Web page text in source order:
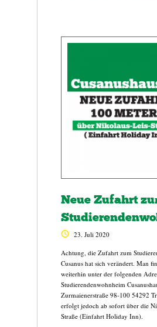
Neue Zufahrt
23. Juli 2020
Achtung, die Zufahrt zum
Cusanus hat sich verändert. Man
weiterhin unter der folgenden
Studierendenwohnheim
Zurmaienerstraße 98-100 54292
erfolgt jedoch ab sofort über die
Straße (Einfahrt Holiday Inn).